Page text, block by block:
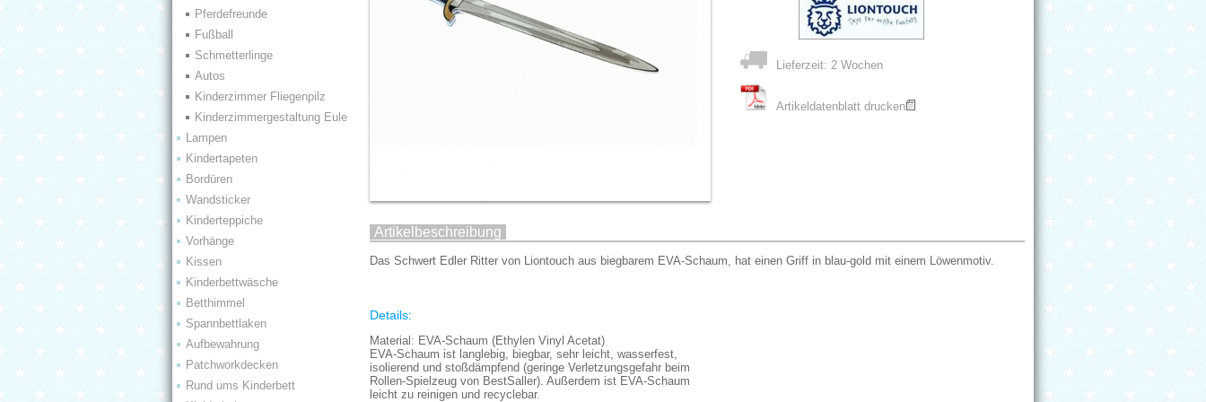
Pferdefreunde
Fußball
Schmetterlinge
Autos
Kinderzimmer Fliegenpilz
Kinderzimmergestaltung Eule
Lampen
Kindertapeten
Bordüren
Wandsticker
Kinderteppiche
Vorhänge
Kissen
Kinderbettwäsche
Betthimmel
Spannbettlaken
Aufbewahrung
Patchworkdecken
Rund ums Kinderbett
Lieferzeit: 2 Wochen
Artikeldatenblatt drucken
Artikelbeschreibung
Das Schwert Edler Ritter von Liontouch aus biegbarem EVA-Schaum, hat einen Griff in blau-gold mit einem Löwenmotiv.
Details:
Material: EVA-Schaum (Ethylen Vinyl Acetat)
EVA-Schaum ist langlebig, biegbar, sehr leicht, wasserfest,
isolierend und stoßdämpfend (geringe Verletzungsgefahr beim
Rollen-Spielzeug von BestSaller). Außerdem ist EVA-Schaum
leicht zu reinigen und recyclebar.